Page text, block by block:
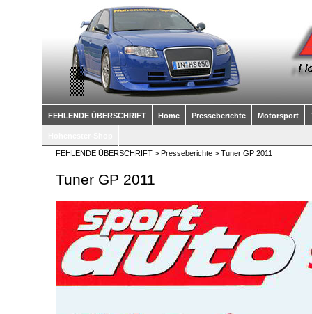
FEHLENDE ÜBERSCHRIFT Home Presseberichte Motorsport
FEHLENDE ÜBERSCHRIFT > Presseberichte > Tuner GP 2011
Tuner GP 2011